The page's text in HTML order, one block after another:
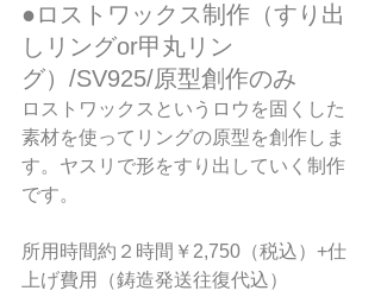
●ロストワックス制作（すり出
しリングor甲丸リン
グ）/SV925/原型創作のみ
ロストワックスというロウを固くした
素材を使ってリングの原型を創作しま
す。ヤスリで形をすり出していく制作
です。
所用時間約２時間￥2,750（税込）+仕
上げ費用（鋳造発送往復代込）